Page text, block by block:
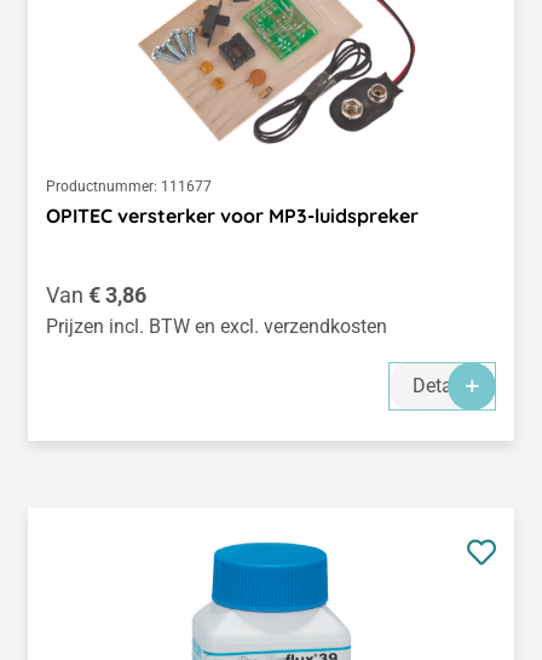
Productnummer: 111677
OPITEC versterker voor MP3-luidspreker
Normale prijs:
Van € 3,86
Prijzen incl. BTW en excl. verzendkosten
Details